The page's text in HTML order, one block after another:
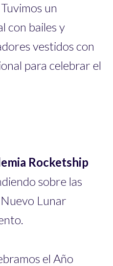
un
con bailes y
vestidos con
para celebrar el
Rocketship
sobre las
Lunar
el Año